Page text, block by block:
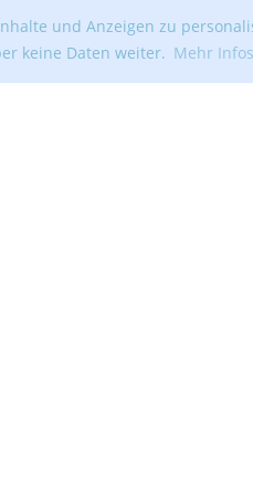
und Anzeigen zu
keine Daten weiter. Mehr Infos